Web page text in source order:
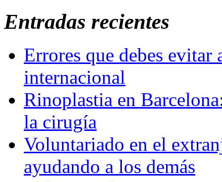
Entradas recientes
Errores que debes
internacional
Rinoplastia en
la cirugía
Voluntariado en el
ayudando a los demás